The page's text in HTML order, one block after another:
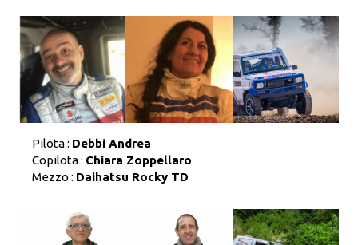
Pilota : Debbi Andrea
Copilota : Chiara Zoppellaro
Mezzo : Daihatsu Rocky TD